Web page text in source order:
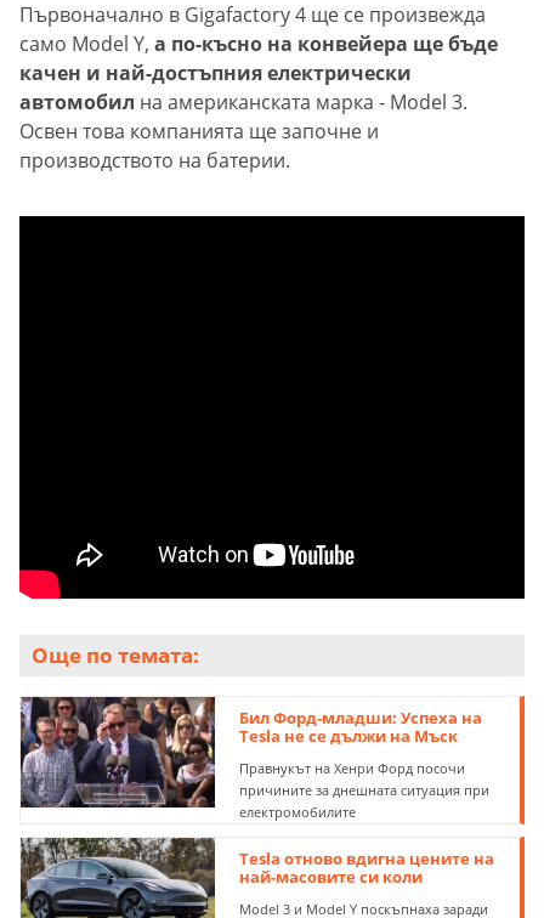
Първоначално в Gigafactory 4 ще се произвежда
само Model Y, а по-късно на конвейера ще бъде
качен и най-достъпния електрически
автомобил на американската марка - Model 3.
Освен това компанията ще започне и
производството на батерии.
Още по темата:
Бил Форд-младши: Успеха на
Tesla не се дължи на Мъск
Правнукът на Хенри Форд посочи
причините за днешната ситуация при
електромобилите
Tesla отново вдигна цените на
най-масовите си коли
Model 3 и Model Y поскъпнаха заради